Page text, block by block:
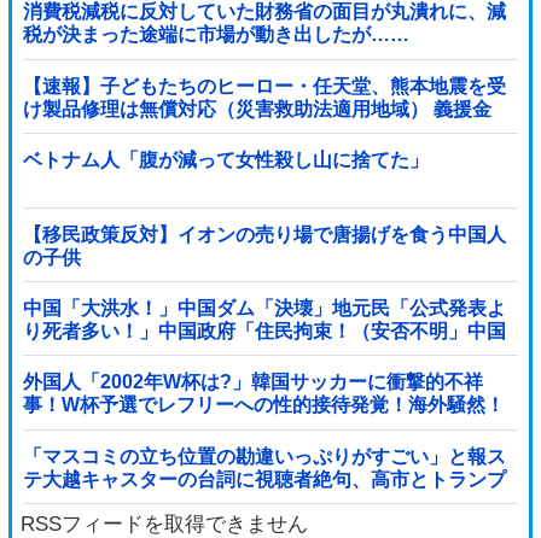
消費税減税に反対していた財務省の面目が丸潰れに、減
税が決まった途端に市場が動き出したが……
【速報】子どもたちのヒーロー・任天堂、熊本地震を受
け製品修理は無償対応（災害救助法適用地域） 義援金
5000万円寄付
ベトナム人「腹が減って女性殺し山に捨てた」
【移民政策反対】イオンの売り場で唐揚げを食う中国人
の子供
中国「大洪水！」中国ダム「決壊」地元民「公式発表よ
り死者多い！」中国政府「住民拘束！（安否不明」中国
当局「救助隊動画も削除」台風13号「三峡ダム接近中」
→
外国人「2002年W杯は?」韓国サッカーに衝撃的不祥
事！W杯予選でレフリーへの性的接待発覚！海外騒然！
【海外の反応】
「マスコミの立ち位置の勘違いっぷりがすごい」と報ス
テ大越キャスターの台詞に視聴者絶句、高市とトランプ
を同列視させようという思惑がひしひしと他
RSSフィードを取得できません